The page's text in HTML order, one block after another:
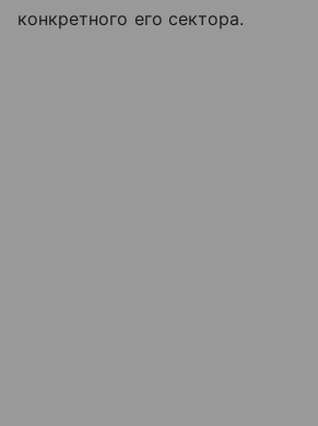
конкретного его сектора.